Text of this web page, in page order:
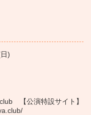
)
【公演特設サイト】